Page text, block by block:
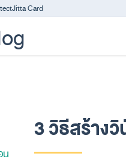
Jitta Card
น
3 วิธีสร้างวิ